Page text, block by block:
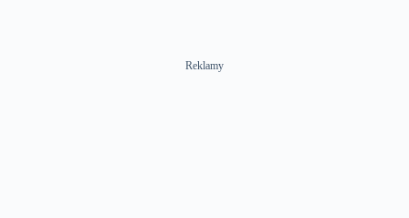
Reklamy